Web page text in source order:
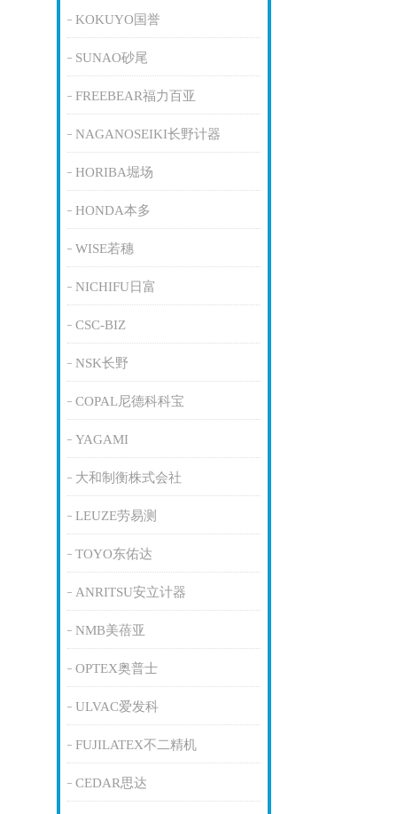
KOKUYO国誉
SUNAO砂尾
FREEBEAR福力百亚
NAGANOSEIKI长野计器
HORIBA堀场
HONDA本多
WISE若穗
NICHIFU日富
CSC-BIZ
NSK长野
COPAL尼德科科宝
YAGAMI
大和制衡株式会社
LEUZE劳易测
TOYO东佑达
ANRITSU安立计器
NMB美蓓亚
OPTEX奥普士
ULVAC爱发科
FUJILATEX不二精机
CEDAR思达